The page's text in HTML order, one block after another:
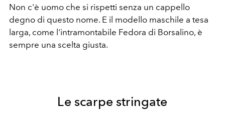
Non c'è uomo che si rispetti senza un cappello
degno di questo nome. E il modello maschile a tesa
larga, come l'intramontabile Fedora di Borsalino, è
sempre una scelta giusta.
Le scarpe stringate